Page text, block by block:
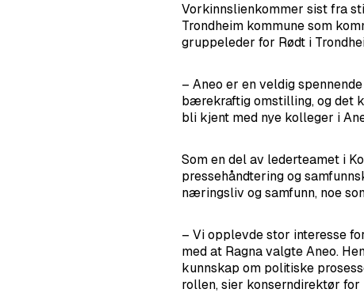
Vorkinnslienkommer sist fra
Trondheim kommune som
gruppeleder for Rødt i
– Aneo er en veldig
bærekraftig omstilling, og det
bli kjent med nye kolleger i
Som en del av lederteamet i
pressehåndtering og
næringsliv og samfunn, noe
– Vi opplevde stor interesse
med at Ragna valgte Aneo.
kunnskap om politiske
rollen, sier konserndirektør for